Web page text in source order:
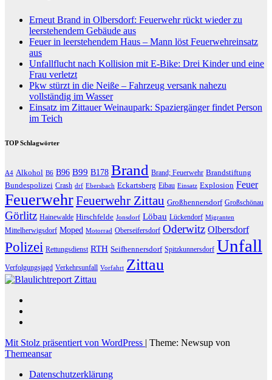
Erneut Brand in Olbersdorf: Feuerwehr rückt wieder zu
leerstehendem Gebäude aus
Feuer in leerstehendem Haus – Mann löst Feuerwehreinsatz
aus
Unfallflucht nach Kollision mit E-Bike: Drei Kinder und eine
Frau verletzt
Pkw stürzt in die Neiße – Fahrzeug versank nahezu
vollständig im Wasser
Einsatz im Zittauer Weinaupark: Spaziergänger findet Person
im Teich
TOP Schlagwörter
A4 Alkohol B6 B96 B99 B178 Brand Brand; Feuerwehr Brandstiftung
Bundespolizei Crash drf Ebersbach Eckartsberg Eibau Einsatz Explosion Feuer
FeuerwehrFeuerwehr Zittau Großhennersdorf Großschönau
Görlitz Hainewalde Hirschfelde Jonsdorf Löbau Lückendorf Migranten
Mittelherwigsdorf Moped Motorrad Oberseifersdorf Oderwitz Olbersdorf
Polizei Rettungsdienst RTH Seifhennersdorf Spitzkunnersdorf Unfall
Verfolgungsjagd Verkehrsunfall Vorfahrt Zittau
Mit Stolz präsentiert von WordPress | Theme: Newsup von
Themeansar
Datenschutzerklärung